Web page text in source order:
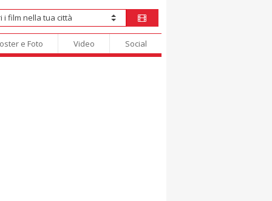
e Foto Video Social